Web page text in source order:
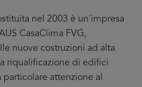
nel 2003 è un'impresa
CasaClima FVG,
nuove costruzioni ad alta
riqualificazione di edifici
attenzione al